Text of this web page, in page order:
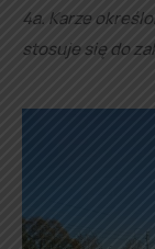
4a. Karze
stosuje się do